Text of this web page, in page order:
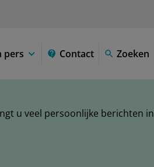
pers Contact Zoeken
u veel persoonlijke berichten in